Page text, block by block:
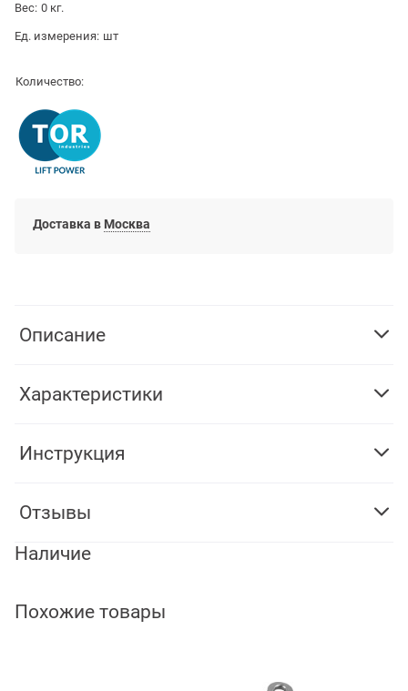
Вес: 0 кг.
Ед. измерения: шт
Количество:
Доставка в Москва
Описание
Характеристики
Инструкция
Отзывы
Наличие
Похожие товары